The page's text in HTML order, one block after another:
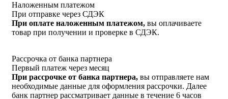
Наложенным платежом
При отправке через СДЭК
При оплате наложенным платежом, вы оплачиваете
товар при получении и проверке в СДЭК.
Рассрочка от банка партнера
Первый платеж через месяц
При рассрочке от банка партнера, вы отправляете нам
необходимые данные для оформления рассрочки. Далее
банк партнер рассматривает данные в течение 6 часов